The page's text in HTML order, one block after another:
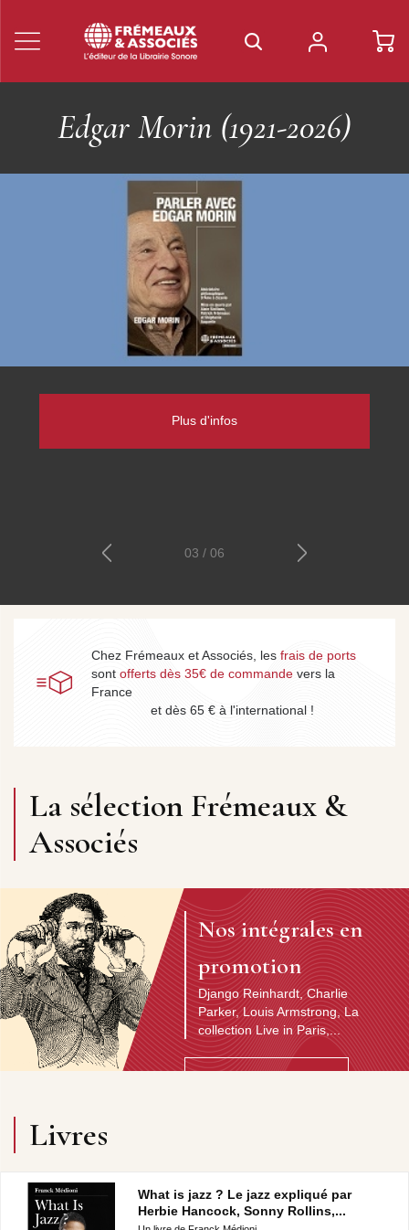
Les Livres Frémeaux &
Associés
patrimoine parlé phonographique et radiophonique, et les
04 / 06
Chez Frémeaux et Associés, les frais de ports
sont offerts dès 35€ de commande vers la
France
et dès 65 € à l'international !
La sélection Frémeaux &
Associés
Nos intégrales en
promotion
Django Reinhardt, Charlie
Parker, Louis Armstrong, La
collection Live in Paris,...
Livres
What is jazz ? Le jazz expliqué par
Herbie Hancock, Sonny Rollins,...